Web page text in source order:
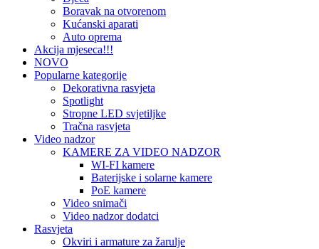
Boravak na otvorenom
Kućanski aparati
Auto oprema
Akcija mjeseca!!!
NOVO
Popularne kategorije
Dekorativna rasvjeta
Spotlight
Stropne LED svjetiljke
Tračna rasvjeta
Video nadzor
KAMERE ZA VIDEO NADZOR
WI-FI kamere
Baterijske i solarne kamere
PoE kamere
Video snimači
Video nadzor dodatci
Rasvjeta
Okviri i armature za žarulje